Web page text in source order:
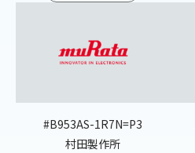
#B953AS-1R7N=P3
村田製作所